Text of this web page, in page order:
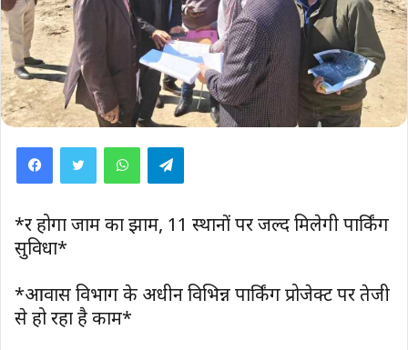
WhatsAppTelegram
*दूर होगा जाम का झाम, 11 स्थानों पर जल्द मिलेगी पार्किंग
सुविधा*
*आवास विभाग के अधीन विभिन्न पार्किंग प्रोजेक्ट पर तेजी
से हो रहा है काम*